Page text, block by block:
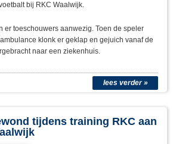
bij RKC Waalwijk.
er toeschouwers aanwezig. Toen de speler
klonk er geklap en gejuich vanaf de
naar een ziekenhuis.
lees verder »
tijdens training RKC aan